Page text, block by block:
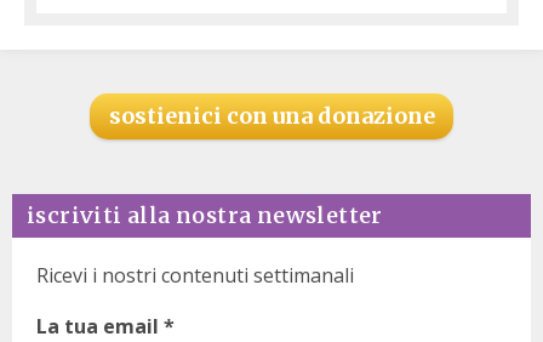
sostienici con una donazione
iscriviti alla nostra newsletter
Ricevi i nostri contenuti settimanali
La tua email *